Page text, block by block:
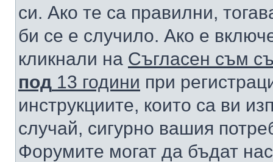
си. Ако те са правилни,
би се е случило. Ако е
кликнали на Съгласен съм
под 13 години при
инструкциите, които са ви
случай, сигурно вашия
Форумите могат да бъдат